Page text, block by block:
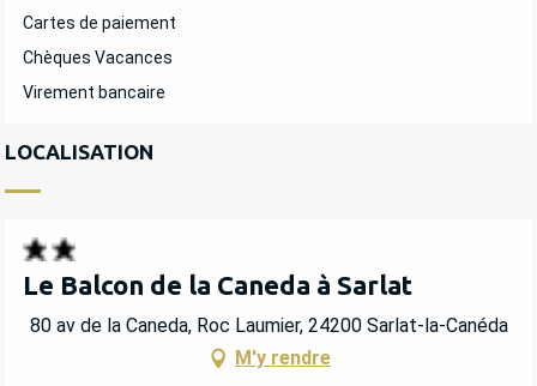
Cartes de paiement
Chèques Vacances
Virement bancaire
LOCALISATION
Le Balcon de la Caneda à Sarlat
80 av de la Caneda, Roc Laumier, 24200 Sarlat-la-Canéda
M'y rendre